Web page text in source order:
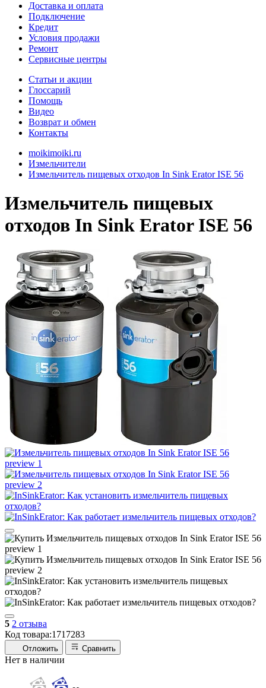
Доставка и оплата
Подключение
Кредит
Условия продажи
Ремонт
Сервисные центры
Статьи и акции
Глоссарий
Помощь
Видео
Возврат и обмен
Контакты
moikimoiki.ru
Измельчители
Измельчитель пищевых отходов In Sink Erator ISE 56
Измельчитель пищевых
отходов In Sink Erator ISE 56
5 2 отзыва
Код товара:1717283
Отложить Сравнить
Нет в наличии